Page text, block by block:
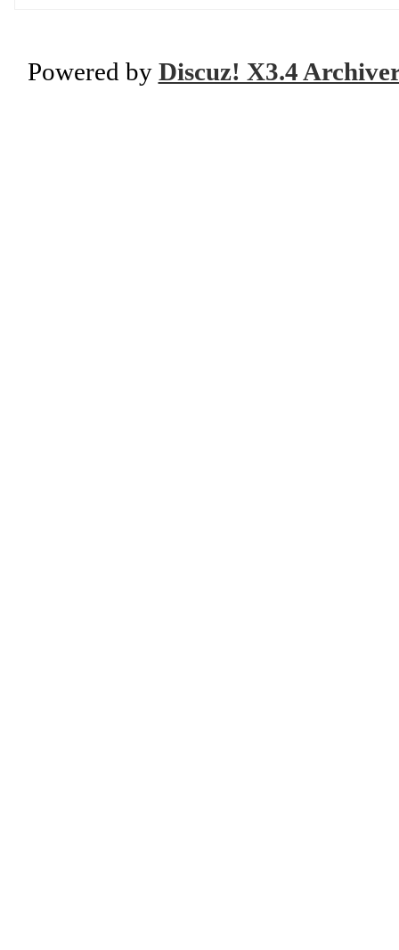
Powered by Discuz! X3.4